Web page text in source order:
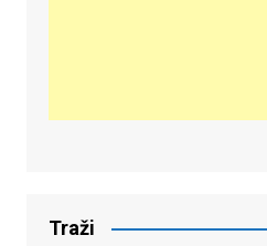
Traži